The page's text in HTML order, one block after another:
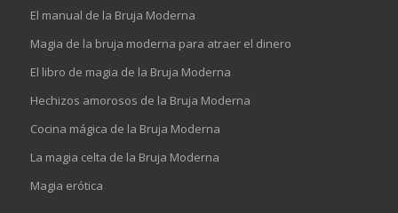
El manual de la Bruja Moderna
Magia de la bruja moderna para atraer el dinero
El libro de magia de la Bruja Moderna
Hechizos amorosos de la Bruja Moderna
Cocina mágica de la Bruja Moderna
La magia celta de la Bruja Moderna
Magia erótica